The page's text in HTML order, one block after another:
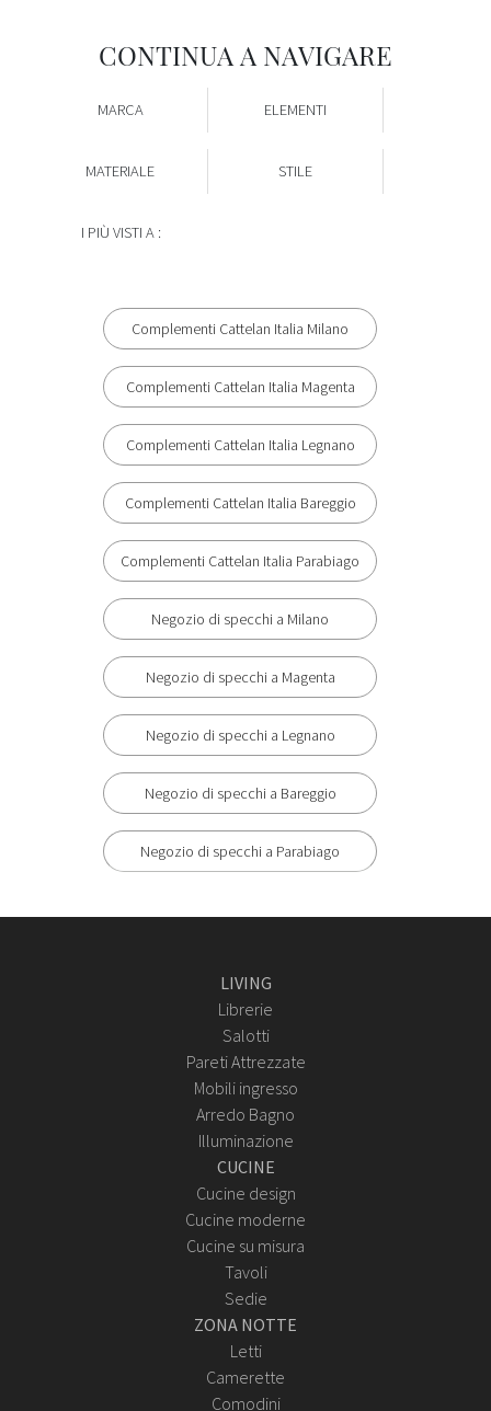
CONTINUA A NAVIGARE
MARCA ELEMENTI
MATERIALE STILE
I PIÙ VISTI A :
Complementi Cattelan Italia Milano
Complementi Cattelan Italia Magenta
Complementi Cattelan Italia Legnano
Complementi Cattelan Italia Bareggio
Complementi Cattelan Italia Parabiago
Negozio di specchi a Milano
Negozio di specchi a Magenta
Negozio di specchi a Legnano
Negozio di specchi a Bareggio
Negozio di specchi a Parabiago
LIVING
Librerie
Salotti
Pareti Attrezzate
Mobili ingresso
Arredo Bagno
Illuminazione
CUCINE
Cucine design
Cucine moderne
Cucine su misura
Tavoli
Sedie
ZONA NOTTE
Letti
Camerette
Comodini